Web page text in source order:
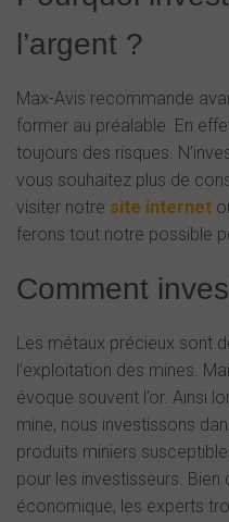
l’argent ?
Max-Avis recommande
former au préalable. En
toujours des risques.
vous souhaitez plus de
visiter notre site internet
ferons tout notre possible
Comment
Les métaux précieux sont
l’exploitation des mines.
évoque souvent l’or. Ainsi
mine, nous investissons
produits miniers
pour les investisseurs. Bien
économique, les experts